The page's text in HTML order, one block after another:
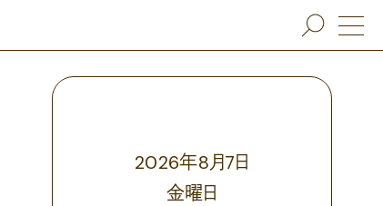
2026年8月7日
金曜日